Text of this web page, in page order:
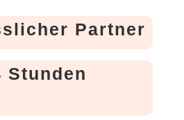
Partner
Stunden